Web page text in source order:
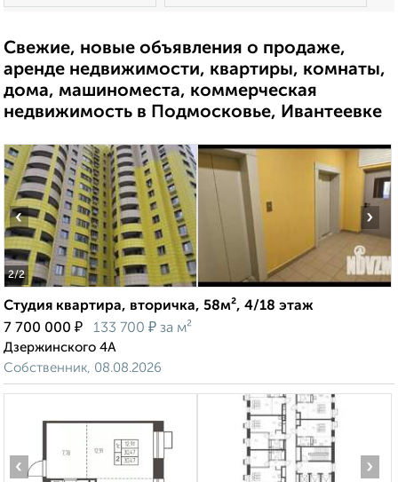
Свежие, новые объявления о продаже,
аренде недвижимости, квартиры, комнаты,
дома, машиноместа, коммерческая
недвижимость в Подмосковье, Ивантеевке
2/2
‹ ›
Студия квартира, вторичка, 58м², 4/18 этаж
7 700 000 ₽ 133 700 ₽ за м²
Дзержинского 4А
Собственник, 08.08.2026
‹ ›